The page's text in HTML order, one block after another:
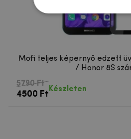
Mofi teljes képernyő edzett
/ Honor 8S
5790 Ft
4500 Ft
Készleten